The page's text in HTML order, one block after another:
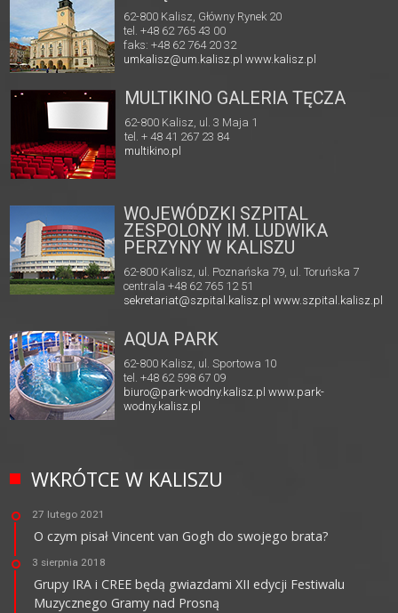
62-800 Kalisz, Główny Rynek 20
tel. +48 62 765 43 00
faks: +48 62 764 20 32
umkalisz@um.kalisz.plwww.kalisz.pl
MULTIKINO GALERIA TĘCZA
62-800 Kalisz, ul. 3 Maja 1
tel. + 48 41 267 23 84
multikino.pl
WOJEWÓDZKI SZPITAL
ZESPOLONY IM. LUDWIKA
PERZYNY W KALISZU
62-800 Kalisz, ul. Poznańska 79, ul. Toruńska 7
centrala +48 62 765 12 51
sekretariat@szpital.kalisz.pl www.szpital.kalisz.pl
AQUA PARK
62-800 Kalisz, ul. Sportowa 10
tel. +48 62 598 67 09
biuro@park-wodny.kalisz.pl www.park-
wodny.kalisz.pl
WKRÓTCE W KALISZU
27 lutego 2021
O czym pisał Vincent van Gogh do swojego brata?
3 sierpnia 2018
Grupy IRA i CREE będą gwiazdami XII edycji Festiwalu
Muzycznego Gramy nad Prosną